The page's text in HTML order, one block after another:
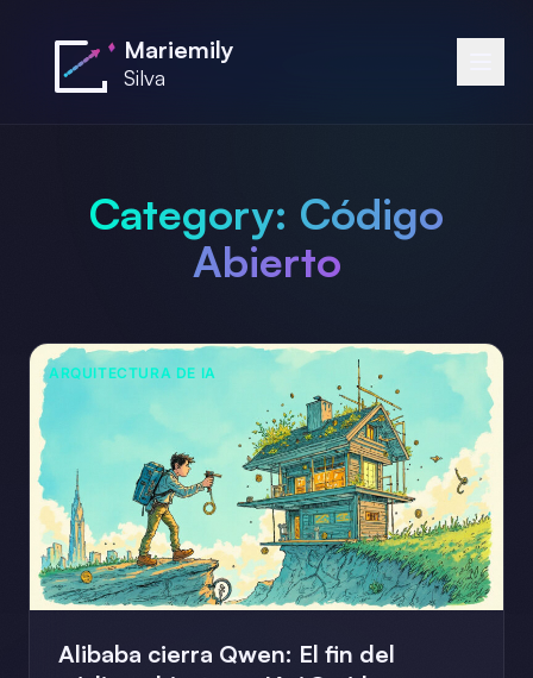
Mariemily
Silva
Category: Código
Abierto
ARQUITECTURA DE IA
Alibaba cierra Qwen: El fin del